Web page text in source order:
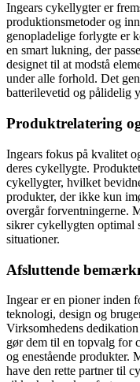
Ingears cykellygter er
produktionsmetoder og
genopladelige forlygte er
en smart lukning, der
designet til at modstå
under alle forhold. Det
batterilevetid og pålidelig
Produktrelatering
Ingears fokus på kvalitet
deres cykellygte.
cykellygter, hvilket
produkter, der ikke kun
overgår forventningerne.
sikrer cykellygten optimal
situationer.
Afsluttende
Ingear er en pioner inden
teknologi, design og
Virksomhedens
gør dem til en topvalg for
og enestående produkter.
have den rette partner til